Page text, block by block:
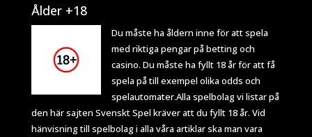
Ålder +18
Du måste ha åldern inne för att spela
med riktiga pengar på betting och
casino. Du måste ha fyllt 18 år för att få
spela på till exempel olika odds och
spelautomater.Alla spelbolag vi listar på
den här sajten Svenskt Spel kräver att du fyllt 18 år. Vid
hänvisning till spelbolag i alla våra artiklar ska man vara